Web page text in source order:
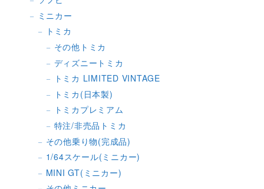
ミニカー
トミカ
その他トミカ
ディズニートミカ
トミカ LIMITED VINTAGE
トミカ(日本製)
トミカプレミアム
特注/非売品トミカ
その他乗り物(完成品)
1/64スケール(ミニカー)
MINI GT(ミニカー)